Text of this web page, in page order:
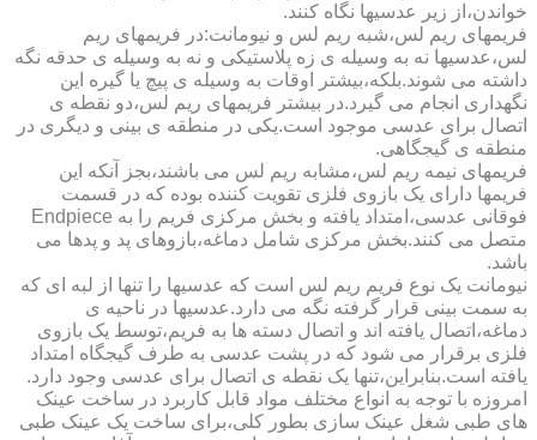
خواندن،از زیر عدسیها نگاه کنند.
فریمهای ریم لس،شبه ریم لس و نیومانت:در فریمهای ریم
لس،عدسیها نه به وسیله ی زه پلاستیکی و نه به وسیله ی حدقه نگه
داشته می شوند.بلکه،بیشتر اوقات به وسیله ی پیچ یا گیره این
نگهداری انجام می گیرد.در بیشتر فریمهای ریم لس،دو نقطه ی
اتصال برای عدسی موجود است.یکی در منطقه ی بینی و دیگری در
منطقه ی گیجگاهی.
فریمهای نیمه ریم لس،مشابه ریم لس می باشند،بجز آنکه این
فریمها دارای یک بازوی فلزی تقویت کننده بوده که در قسمت
فوقانی عدسی،امتداد یافته و بخش مرکزی فریم را به Endpiece
متصل می کنند.بخش مرکزی شامل دماغه،بازوهای پد و پدها می
باشد.
نیومانت یک نوع فریم ریم لس است که عدسیها را تنها از لبه ای که
به سمت بینی قرار گرفته نگه می دارد.عدسیها در ناحیه ی
دماغه،اتصال یافته اند و اتصال دسته ها به فریم،توسط یک بازوی
فلزی برقرار می شود که در پشت عدسی به طرف گیجگاه امتداد
یافته است.بنابراین،تنها یک نقطه ی اتصال برای عدسی وجود دارد.
امروزه با توجه به انواع مختلف مواد قابل کاربرد در ساخت عینک
های طبی شغل عینک سازی بطور کلی،برای ساخت یک عینک طبی